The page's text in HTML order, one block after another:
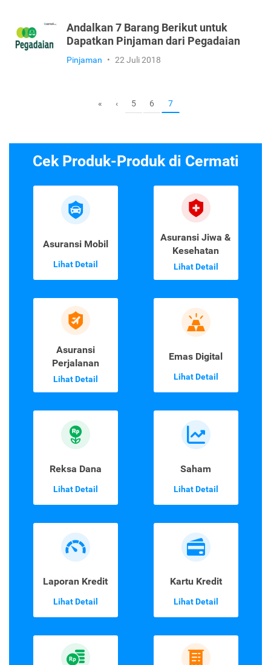
Andalkan 7 Barang Berikut untuk
Dapatkan Pinjaman dari Pegadaian
Pinjaman • 22 Juli 2018
« ‹ 5 6 7
Cek Produk-Produk di Cermati
Asuransi Mobil
Lihat Detail
Asuransi Jiwa &
Kesehatan
Lihat Detail
Asuransi
Perjalanan
Lihat Detail
Emas Digital
Lihat Detail
Reksa Dana
Lihat Detail
Saham
Lihat Detail
Laporan Kredit
Lihat Detail
Kartu Kredit
Lihat Detail